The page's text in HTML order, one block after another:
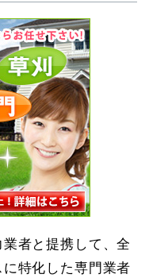
者と提携して、全
特化した専門業者